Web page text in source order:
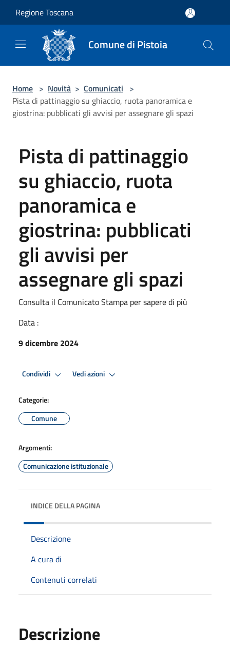
Regione Toscana
Comune di Pistoia
Home > Novità > Comunicati >
Pista di pattinaggio su ghiaccio, ruota panoramica e
giostrina: pubblicati gli avvisi per assegnare gli spazi
Pista di pattinaggio
su ghiaccio, ruota
panoramica e
giostrina: pubblicati
gli avvisi per
assegnare gli spazi
Consulta il Comunicato Stampa per sapere di più
Data :
9 dicembre 2024
Condividi Vedi azioni
Categorie:
Comune
Argomenti:
Comunicazione istituzionale
INDICE DELLA PAGINA
Descrizione
A cura di
Contenuti correlati
Descrizione